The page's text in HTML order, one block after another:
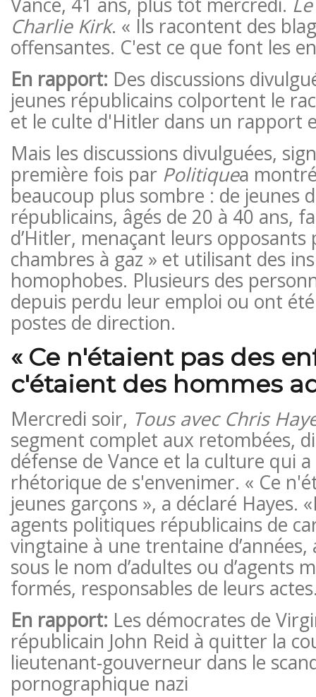
Charlie Kirk. « Ils racontent des
offensantes. C'est ce que font les
En rapport: Des discussions
jeunes républicains colportent le
et le culte d'Hitler dans un rapport
Mais les discussions divulguées,
première fois par Politiquea
beaucoup plus sombre : de jeunes
républicains, âgés de 20 à 40 ans,
d’Hitler, menaçant leurs opposants
chambres à gaz » et utilisant des
homophobes. Plusieurs des
depuis perdu leur emploi ou ont
postes de direction.
« Ce n'étaient pas des
c'étaient des hommes
Mercredi soir, Tous avec Chris
segment complet aux retombées,
défense de Vance et la culture qui
rhétorique de s'envenimer. « Ce
jeunes garçons », a déclaré Hayes.
agents politiques républicains de
vingtaine à une trentaine
sous le nom d’adultes ou d’agents
formés, responsables de leurs
En rapport: Les démocrates de
républicain John Reid à quitter la
lieutenant-gouverneur dans le
pornographique nazi